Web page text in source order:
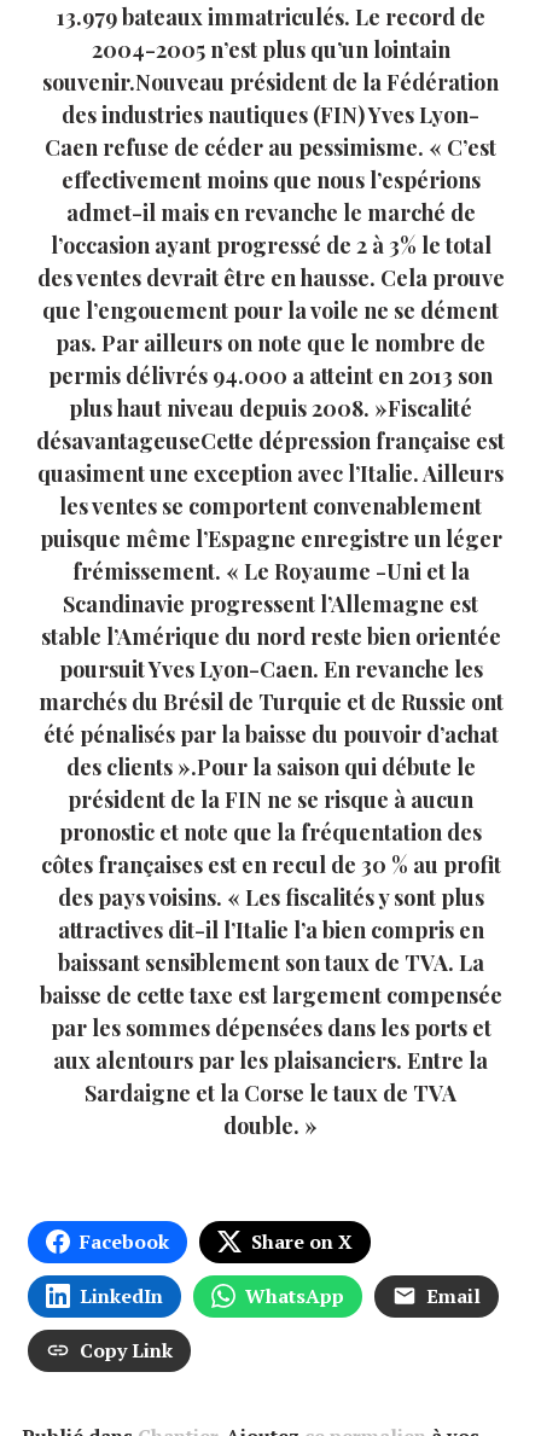
13.979 bateaux immatriculés. Le record de
2004-2005 n’est plus qu’un lointain
souvenir.Nouveau président de la Fédération
des industries nautiques (FIN) Yves Lyon-
Caen refuse de céder au pessimisme. « C’est
effectivement moins que nous l’espérions
admet-il mais en revanche le marché de
l’occasion ayant progressé de 2 à 3% le total
des ventes devrait être en hausse. Cela prouve
que l’engouement pour la voile ne se dément
pas. Par ailleurs on note que le nombre de
permis délivrés 94.000 a atteint en 2013 son
plus haut niveau depuis 2008. »Fiscalité
désavantageuseCette dépression française est
quasiment une exception avec l’Italie. Ailleurs
les ventes se comportent convenablement
puisque même l’Espagne enregistre un léger
frémissement. « Le Royaume -Uni et la
Scandinavie progressent l’Allemagne est
stable l’Amérique du nord reste bien orientée
poursuit Yves Lyon-Caen. En revanche les
marchés du Brésil de Turquie et de Russie ont
été pénalisés par la baisse du pouvoir d’achat
des clients ».Pour la saison qui débute le
président de la FIN ne se risque à aucun
pronostic et note que la fréquentation des
côtes françaises est en recul de 30 % au profit
des pays voisins. « Les fiscalités y sont plus
attractives dit-il l’Italie l’a bien compris en
baissant sensiblement son taux de TVA. La
baisse de cette taxe est largement compensée
par les sommes dépensées dans les ports et
aux alentours par les plaisanciers. Entre la
Sardaigne et la Corse le taux de TVA
double. »
Facebook Share on X
LinkedIn WhatsApp Email
Copy Link